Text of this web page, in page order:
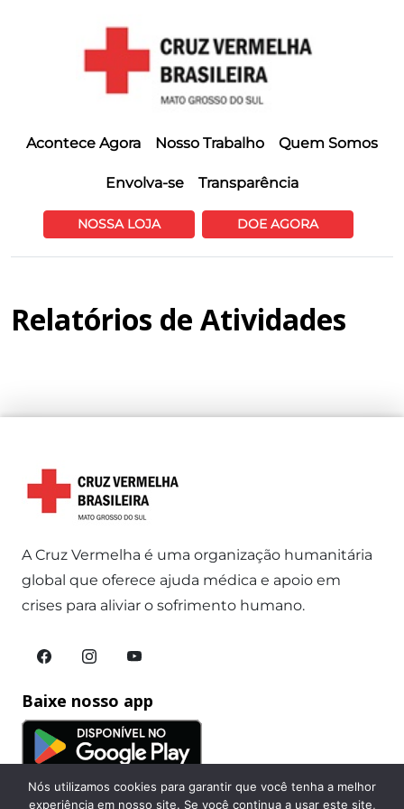
Acontece Agora Nosso Trabalho Quem Somos
Envolva-se Transparência
NOSSA LOJA DOE AGORA
Relatórios de Atividades
A Cruz Vermelha é uma organização humanitária
global que oferece ajuda médica e apoio em
crises para aliviar o sofrimento humano.
Baixe nosso app
Nós utilizamos cookies para garantir que você tenha a melhor
experiência em nosso site. Se você continua a usar este site,